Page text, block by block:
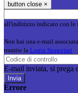
button close ×
all'indirizzo indicato con le
Non hai una e-mail
tramite la Login Spaggiari
E-mail inviata, si prega
Errore